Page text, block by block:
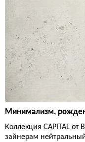
Минимализм,
Коллекция CAPITAL от
зайнерам